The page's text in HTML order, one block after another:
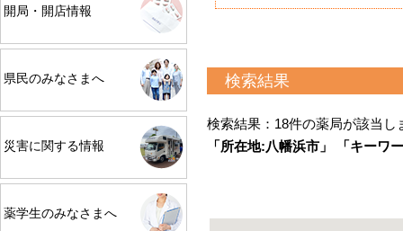
開局・開店情報
県民のみなさまへ
災害に関する情報
薬学生のみなさまへ
検索結果
検索結果：18件の薬局が該当し
「所在地:八幡浜市」 「キーワ